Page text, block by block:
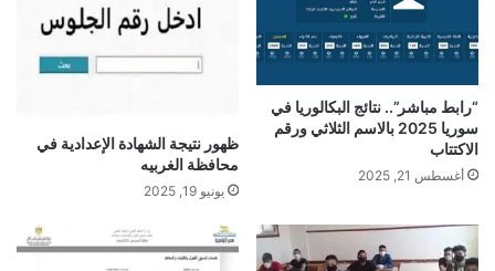
“رابط مباشر”.. نتائج البكالوريا في
سوريا 2025 بالاسم الثلاثي ورقم
الاكتتاب
أغسطس 21, 2025
ظهور نتيجة الشهادة الإعدادية في
محافظة الغربيه
يونيو 19, 2025